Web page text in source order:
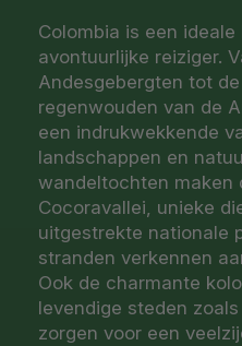
Colombia is een
avontuurlijke reiziger.
Andesgebergten tot
regenwouden van de
een indrukwekkende
landschappen en
wandeltochten maken
Cocoravallei, unieke
uitgestrekte nationale
stranden verkennen
Ook de charmante
levendige steden
zorgen voor een